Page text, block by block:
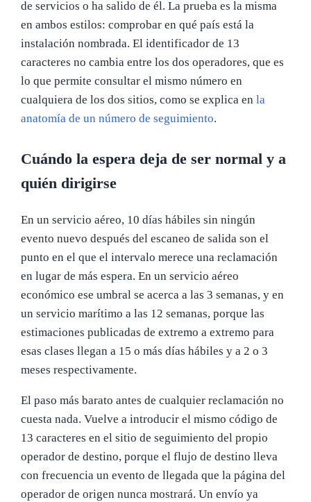
de servicios o ha salido de él. La prueba es la misma
en ambos estilos: comprobar en qué país está la
instalación nombrada. El identificador de 13
caracteres no cambia entre los dos operadores, que es
lo que permite consultar el mismo número en
cualquiera de los dos sitios, como se explica en la
anatomía de un número de seguimiento.
Cuándo la espera deja de ser normal y a
quién dirigirse
En un servicio aéreo, 10 días hábiles sin ningún
evento nuevo después del escaneo de salida son el
punto en el que el intervalo merece una reclamación
en lugar de más espera. En un servicio aéreo
económico ese umbral se acerca a las 3 semanas, y en
un servicio marítimo a las 12 semanas, porque las
estimaciones publicadas de extremo a extremo para
esas clases llegan a 15 o más días hábiles y a 2 o 3
meses respectivamente.
El paso más barato antes de cualquier reclamación no
cuesta nada. Vuelve a introducir el mismo código de
13 caracteres en el sitio de seguimiento del propio
operador de destino, porque el flujo de destino lleva
con frecuencia un evento de llegada que la página del
operador de origen nunca mostrará. Un envío ya